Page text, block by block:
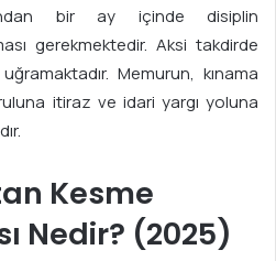
bir ay içinde disiplin
gerekmektedir. Aksi takdirde
Memurun, kınama
itiraz ve idari yargı yoluna
Kesme
Nedir? (2025)